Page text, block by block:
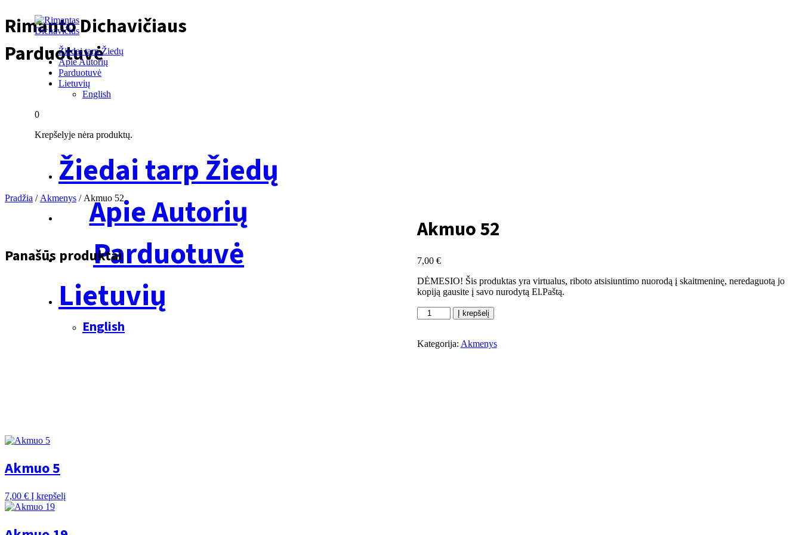
Žiedai tarp Žiedų
Apie Autorių
Parduotuvė
Lietuvių
English
0
Krepšelyje nėra produktų.
Žiedai tarp Žiedų
Apie Autorių
Parduotuvė
Lietuvių
English
Rimanto Dichavičiaus
Parduotuvė
Pradžia / Akmenys / Akmuo 52
Akmuo 52
7,00 €
DĖMESIO! Šis produktas yra virtualus, riboto atsisiuntimo nuorodą į skaitmeninę, neredaguotą jo
kopiją gausite į savo nurodytą El.Paštą.
Į krepšelį
Kategorija: Akmenys
Panašūs produktai
Akmuo 5
7,00 € Į krepšelį